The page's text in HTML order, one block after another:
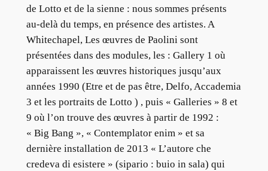
de Lotto et de la sienne : nous sommes présents
au-delà du temps, en présence des artistes. A
Whitechapel, Les œuvres de Paolini sont
présentées dans des modules, les : Gallery 1 où
apparaissent les œuvres historiques jusqu’aux
années 1990 (Etre et de pas être, Delfo, Accademia
3 et les portraits de Lotto ) , puis « Galleries » 8 et
9 où l’on trouve des œuvres à partir de 1992 :
« Big Bang », « Contemplator enim » et sa
dernière installation de 2013 « L’autore che
credeva di esistere » (sipario : buio in sala) qui